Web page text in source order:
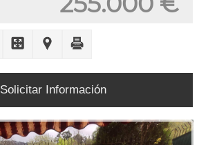
Solicitar Información